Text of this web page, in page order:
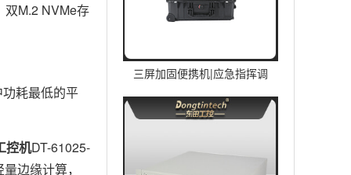
三屏加固便携机|应急指挥调
度台移动终端|DTG-U1713-
M.2 NVMe存
耗最低的平
控机DT-61025-
边缘计算，